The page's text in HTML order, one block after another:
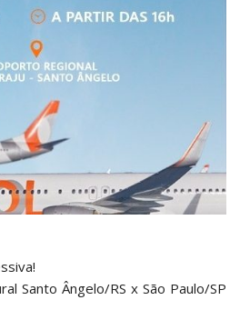
Santo Ângelo/RS x São Paulo/SP